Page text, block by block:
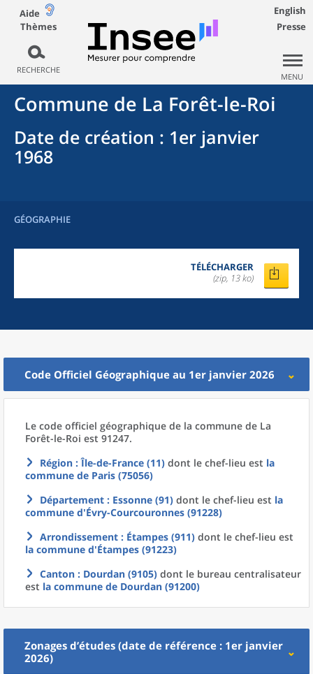
Aide
Thèmes
RECHERCHE
English
Presse
MENU
Commune de La Forêt-le-Roi
Date de création : 1er janvier
1968
GÉOGRAPHIE
TÉLÉCHARGER
(zip, 13 ko)
Code Officiel Géographique au 1er janvier 2026
Le code officiel géographique de la commune de La
Forêt-le-Roi est 91247.
Région : Île-de-France (11) dont le chef-lieu est la
commune de Paris (75056)
Département : Essonne (91) dont le chef-lieu est la
commune d'Évry-Courcouronnes (91228)
Arrondissement : Étampes (911) dont le chef-lieu est
la commune d'Étampes (91223)
Canton : Dourdan (9105) dont le bureau centralisateur
est la commune de Dourdan (91200)
Zonages d’études (date de référence : 1er janvier
2026)